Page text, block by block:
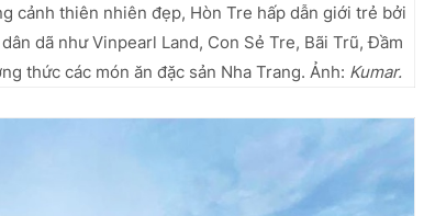
cảnh thiên nhiên đẹp, Hòn Tre hấp dẫn giới trẻ bởi
dã như Vinpearl Land, Con Sẻ Tre, Bãi Trũ, Đầm
thức các món ăn đặc sản Nha Trang. Ảnh: Kumar.